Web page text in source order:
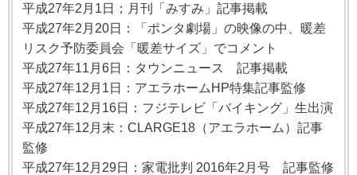
平成27年2月1日；月刊「みすみ」記事掲載
平成27年2月20日：「ポンタ劇場」の映像の中、暖差
リスク予防委員会「暖差サイズ」でコメント
平成27年11月6日：タウンニュース 記事掲載
平成27年12月1日：アエラホームHP特集記事監修
平成27年12月16日：フジテレビ「バイキング」生出演
平成27年12月末：CLARGE18（アエラホーム）記事
監修
平成27年12月29日：家電批判 2016年2月号 記事監修